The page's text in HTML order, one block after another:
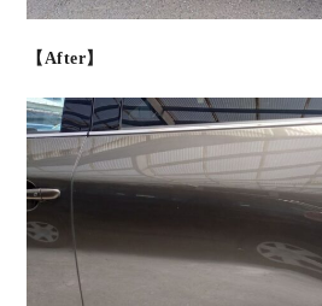
【After】